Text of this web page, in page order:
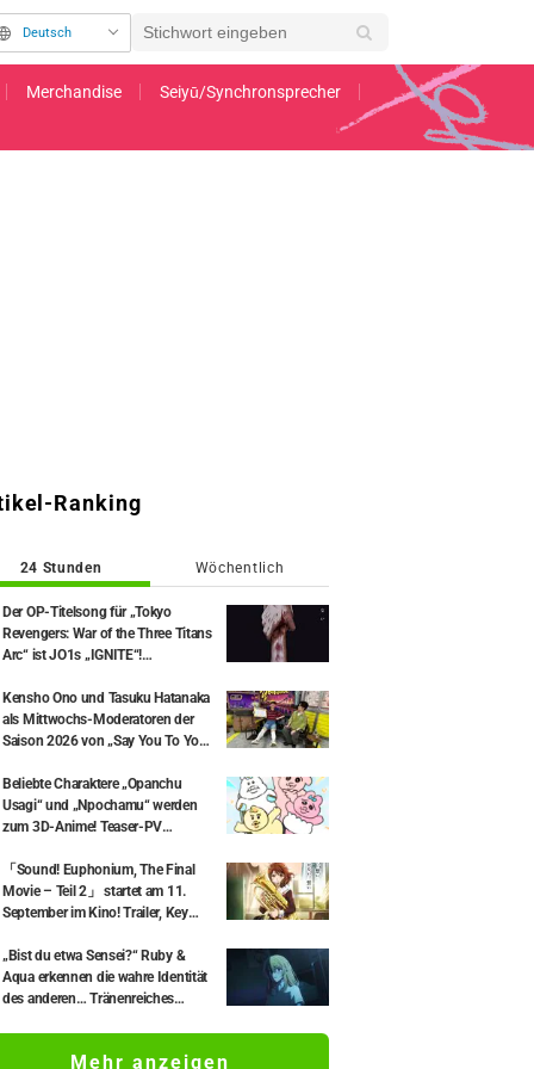
Deutsch
Merchandise
Seiyū/Synchronsprecher
138,8 Milliarden Yen – Spitzenreiter unter den ausländischen Filmen
Ranking
24 Stunden Wöchentlich
Der OP-Titelsong für „Tokyo
Revengers: War of the Three Titans
Arc“ ist JO1s „IGNITE“!
Kensho Ono und Tasuku Hatanaka
als Mittwochs-Moderatoren der
Saison 2026 von „Say You To Yo
Panne während der Live-Sendung:
Kopf fällt vom Kostüm ab.
Beliebte Charaktere „Opanchu
Usagi“ und „Npochamu“ werden
zum 3D-Anime! Teaser-PV
「Sound! Euphonium, The Final
Movie – Teil 2」 startet am 11.
September im Kino! Trailer, Key
veröffentlicht
„Bist du etwa Sensei?“ Ruby &
Aqua erkennen die wahre Identität
des anderen… Tränenreiches
gefeiert – Anime „【OSHI NO KO】
Mehr anzeigen